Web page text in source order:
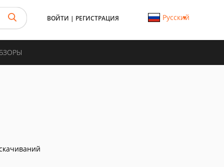
ВОЙТИ | РЕГИСТРАЦИЯ Русский